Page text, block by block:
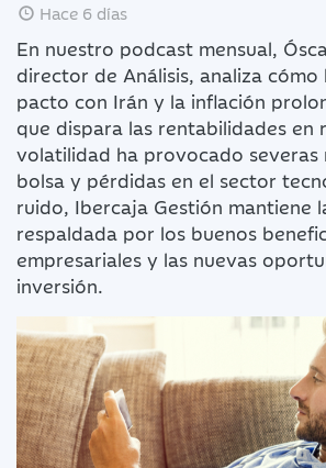
Hace 6 días
En nuestro podcast mensual,
director de Análisis, analiza
pacto con Irán y la inflación
que dispara las rentabilidades en
volatilidad ha provocado severas
bolsa y pérdidas en el sector
ruido, Ibercaja Gestión mantiene
respaldada por los buenos
empresariales y las nuevas
inversión.